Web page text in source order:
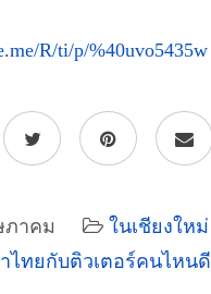
R/ti/p/%40uvo5435w
าคม
ในเชียงใหม่
ไทยกับติวเตอร์คนไหนดี